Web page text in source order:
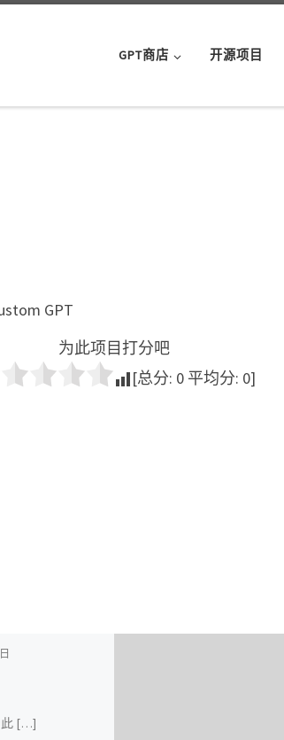
GPT商店 开源项目
GPT
为此项目打分吧
[总分: 0 平均分: 0]
此 […]